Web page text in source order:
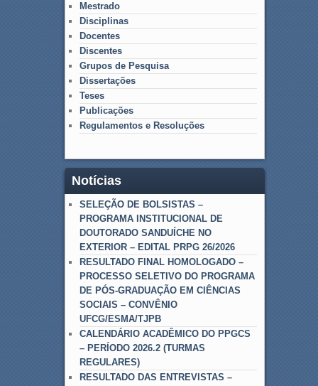
Mestrado
Disciplinas
Docentes
Discentes
Grupos de Pesquisa
Dissertações
Teses
Publicações
Regulamentos e Resoluções
Notícias
SELEÇÃO DE BOLSISTAS –
PROGRAMA INSTITUCIONAL DE
DOUTORADO SANDUÍCHE NO
EXTERIOR – EDITAL PRPG 26/2026
RESULTADO FINAL HOMOLOGADO –
PROCESSO SELETIVO DO PROGRAMA
DE PÓS-GRADUAÇÃO EM CIÊNCIAS
SOCIAIS – CONVÊNIO
UFCG/ESMA/TJPB
CALENDÁRIO ACADÊMICO DO PPGCS
– PERÍODO 2026.2 (TURMAS
REGULARES)
RESULTADO DAS ENTREVISTAS –